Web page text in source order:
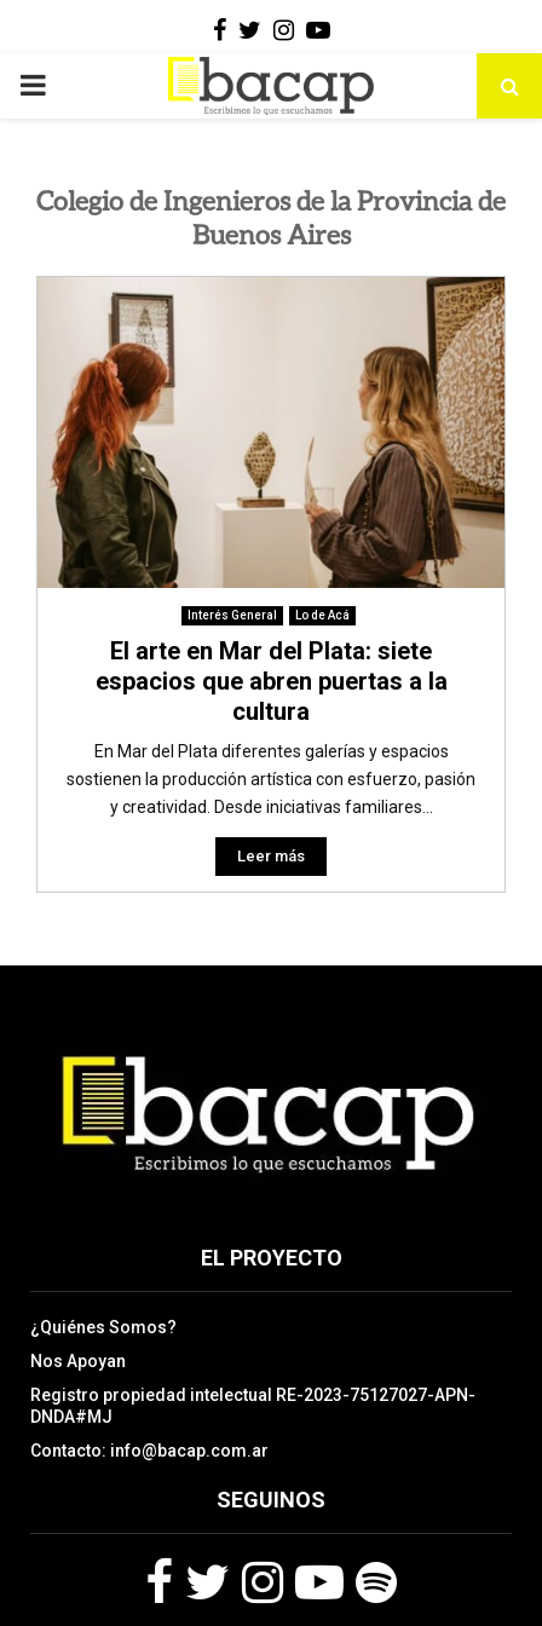
Facebook
Twitter
Instagram
Youtube
PRIMARY
Colegio de Ingenieros de la Provincia de
Buenos Aires
Interés General Lo de Acá
El arte en Mar del Plata: siete
espacios que abren puertas a la
cultura
En Mar del Plata diferentes galerías y espacios
sostienen la producción artística con esfuerzo, pasión
y creatividad. Desde iniciativas familiares...
Leer más
EL PROYECTO
¿Quiénes Somos?
Nos Apoyan
Registro propiedad intelectual RE-2023-75127027-APN-
DNDA#MJ
Contacto: info@bacap.com.ar
SEGUINOS